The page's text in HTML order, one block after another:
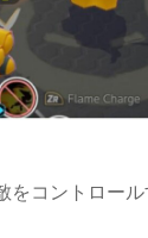
をコントロー